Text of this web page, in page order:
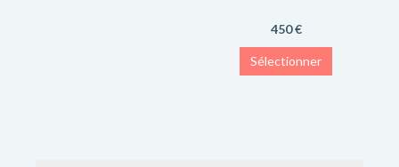
450 €
Sélectionner